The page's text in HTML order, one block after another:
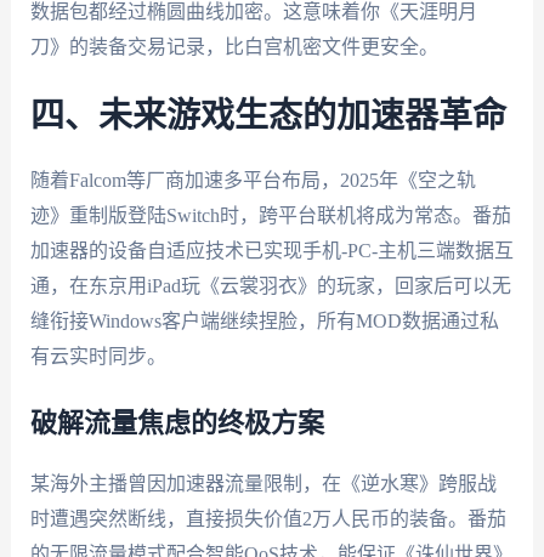
数据包都经过椭圆曲线加密。这意味着你《天涯明月
刀》的装备交易记录，比白宫机密文件更安全。
四、未来游戏生态的加速器革命
随着Falcom等厂商加速多平台布局，2025年《空之轨
迹》重制版登陆Switch时，跨平台联机将成为常态。番茄
加速器的设备自适应技术已实现手机-PC-主机三端数据互
通，在东京用iPad玩《云裳羽衣》的玩家，回家后可以无
缝衔接Windows客户端继续捏脸，所有MOD数据通过私
有云实时同步。
破解流量焦虑的终极方案
某海外主播曾因加速器流量限制，在《逆水寒》跨服战
时遭遇突然断线，直接损失价值2万人民币的装备。番茄